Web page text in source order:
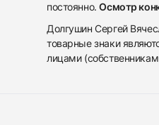
постоянно.Осмотр
Долгушин Сергей
товарные знаки
лицами